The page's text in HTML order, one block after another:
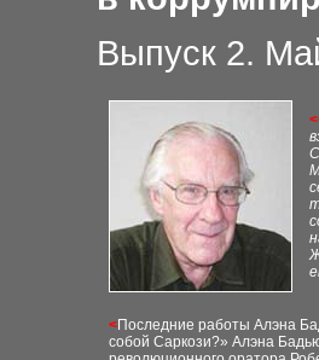
Выпуск 2.
<Последние работы Алэна
собой Саркози?» Алэна